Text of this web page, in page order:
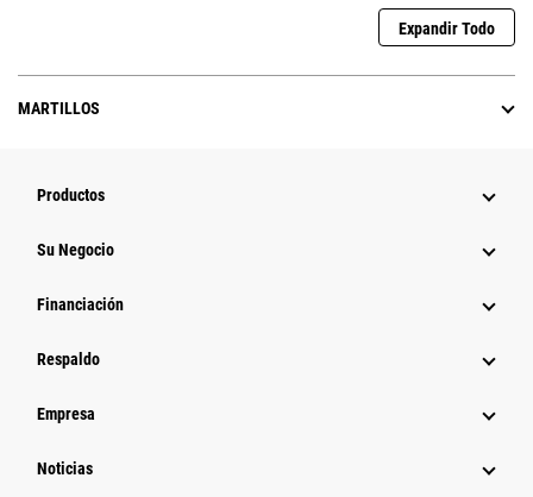
Expandir Todo
MARTILLOS
Productos
Su Negocio
Financiación
Respaldo
Empresa
Noticias